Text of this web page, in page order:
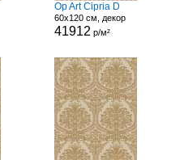
Op Art Cipria D
60x120 см, декор
41912 р/м²